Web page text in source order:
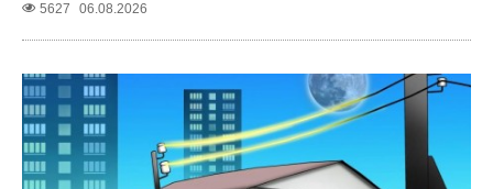
5627
06.08.2026